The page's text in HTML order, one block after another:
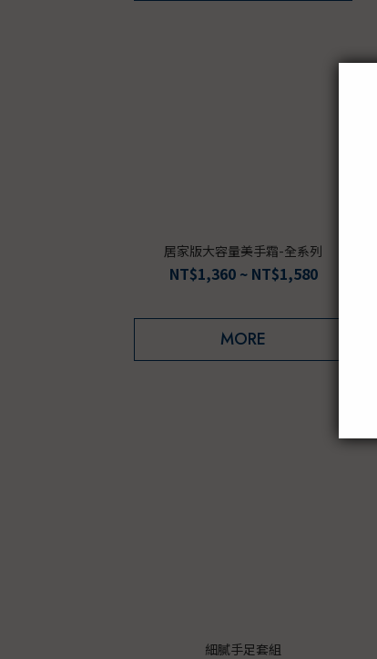
居家版大容量美手霜-全系列
NT$1,360 ~ NT$1,580
MORE
細膩手足套組